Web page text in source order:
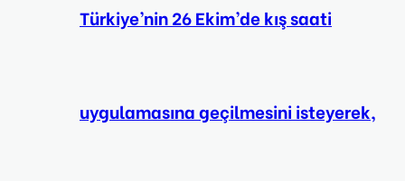
Türkiye’nin 26 Ekim’de kış saati
uygulamasına geçilmesini isteyerek,